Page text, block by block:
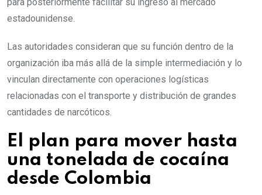
estadounidense.
Las autoridades consideran que su función dentro de la
organización iba más allá de la simple intermediación y lo
vinculan directamente con operaciones logísticas
relacionadas con el transporte y distribución de grandes
cantidades de narcóticos.
El plan para mover hasta
una tonelada de cocaína
desde Colombia